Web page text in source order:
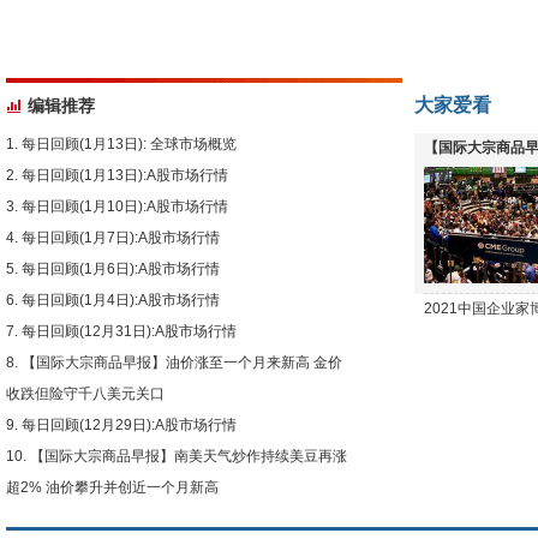
编辑推荐
每日回顾(1月13日): 全球市场概览
每日回顾(1月13日):A股市场行情
每日回顾(1月10日):A股市场行情
每日回顾(1月7日):A股市场行情
每日回顾(1月6日):A股市场行情
每日回顾(1月4日):A股市场行情
每日回顾(12月31日):A股市场行情
【国际大宗商品早报】油价涨至一个月来新高 金价
收跌但险守千八美元关口
每日回顾(12月29日):A股市场行情
【国际大宗商品早报】南美天气炒作持续美豆再涨
超2% 油价攀升并创近一个月新高
大家爱看
【国际大宗商品
下跌
2021中国企业家